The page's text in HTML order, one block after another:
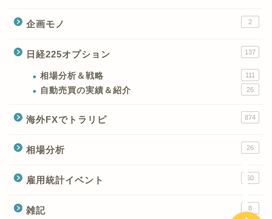
企画モノ 2
日経225オプション 137
相場分析＆戦略 111
自動売買の実績＆紹介 26
海外FXでトラリピ 874
相場分析 26
雇用統計イベント 60
雑記 8